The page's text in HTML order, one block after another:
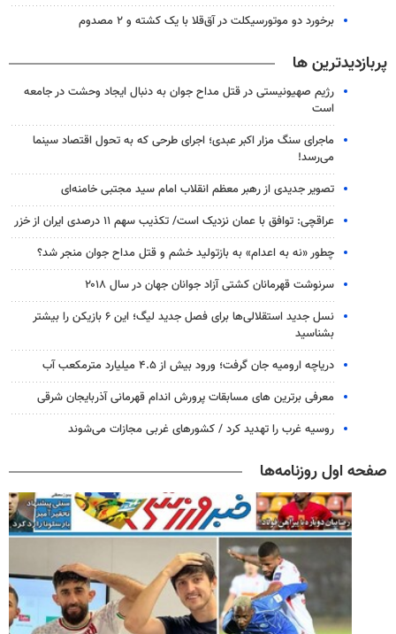
برخورد دو موتورسیکلت در آق‌قلا با یک کشته و ۲ مصدوم
پربازدیدترین ها
رژیم صهیونیستی در قتل مداح جوان به دنبال ایجاد وحشت در جامعه
است
ماجرای سنگ مزار اکبر عبدی؛ اجرای طرحی که به تحول اقتصاد سینما
می‌رسد!
تصویر جدیدی از رهبر معظم انقلاب امام سید مجتبی خامنه‌ای
عراقچی: توافق با عمان نزدیک است/ تکذیب سهم ۱۱ درصدی ایران از خزر
چطور «نه به اعدام» به بازتولید خشم و قتل مداح جوان منجر شد؟
سرنوشت قهرمانان کشتی آزاد جوانان جهان در سال ۲۰۱۸
نسل جدید استقلالی‌ها برای فصل جدید لیگ؛ این ۶ بازیکن را بیشتر
بشناسید
دریاچه ارومیه جان گرفت؛ ورود بیش از ۴.۵ میلیارد مترمکعب آب
معرفی برترین های مسابقات پرورش اندام قهرمانی آذربایجان شرقی
روسیه غرب را تهدید کرد / کشورهای غربی مجازات می‌شوند
صفحه اول روزنامه‌ها